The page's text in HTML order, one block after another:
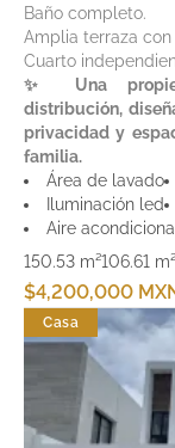
Baño completo.
Amplia terraza
Cuarto
✨ Una
distribución,
privacidad y
familia.
Área de lavado
Iluminación led
Aire
150.53 m²106.61 m²
$4,200,000
Casa